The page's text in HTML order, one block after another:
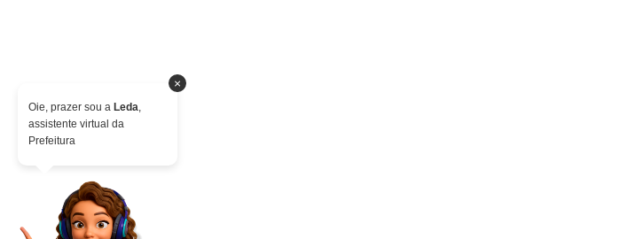
×
Oie, prazer sou a Leda,
assistente virtual da
Prefeitura